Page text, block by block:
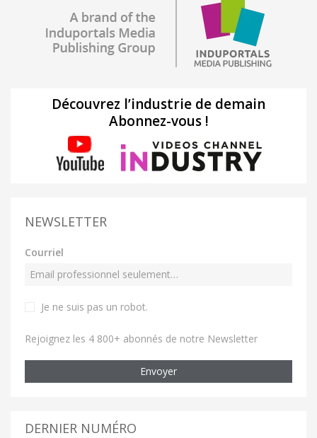
Découvrez l’industrie de demain
Abonnez-vous !
NEWSLETTER
Courriel
Je ne suis pas un robot.
Rejoignez les 4 800+ abonnés de notre Newsletter
Envoyer
DERNIER NUMÉRO